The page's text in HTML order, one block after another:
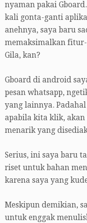
nyaman pakai
kali gonta-ganti
anehnya, saya baru
memaksimalkan
Gila, kan?
Gboard di android
pesan whatsapp,
yang lainnya.
apabila kita klik,
menarik yang
Serius, ini saya baru
riset untuk bahan
karena saya yang
Meskipun demikian,
untuk enggak